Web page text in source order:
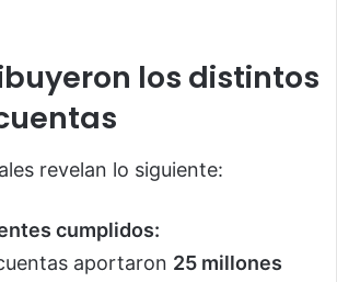
los distintos
revelan lo siguiente:
cumplidos:
aportaron 25 millones